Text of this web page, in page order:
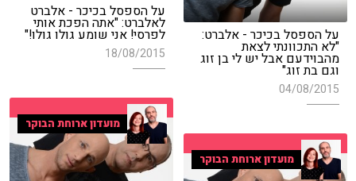
על הספסל בכיכר - אלברט
לאלברט: "אתה הפכת אותי
לפרסי! אני שומע גולו גולו!"
18/08/2015
על הספסל בכיכר - אלברט:
"לא התכוונתי לצאת
מהבוידעם אבל יש לי בן זוג
וגם בת זוג"
04/08/2015
מועדון ארוחת הבוקר
מועדון ארוחת הבוקר